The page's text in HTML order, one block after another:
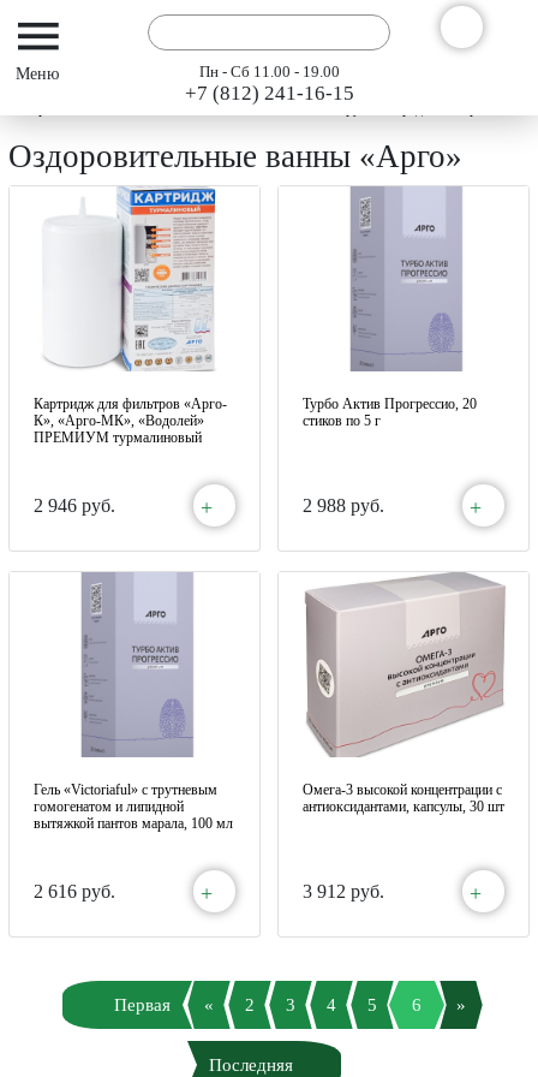
Пн - Сб 11.00 - 19.00
+7 (812) 241-16-15
Каталог
Оздоровительные ванны «Арго»
Картридж для фильтров «Арго-
К», «Арго-МК», «Водолей»
ПРЕМИУМ турмалиновый
2 946 руб. +
Турбо Актив Прогрессио, 20
стиков по 5 г
2 988 руб. +
Гель «Victoriaful» с трутневым
гомогенатом и липидной
вытяжкой пантов марала, 100 мл
2 616 руб. +
Омега-3 высокой концентрации с
антиоксидантами, капсулы, 30 шт
3 912 руб. +
Первая « 2 3 4 5 6 »
Последняя